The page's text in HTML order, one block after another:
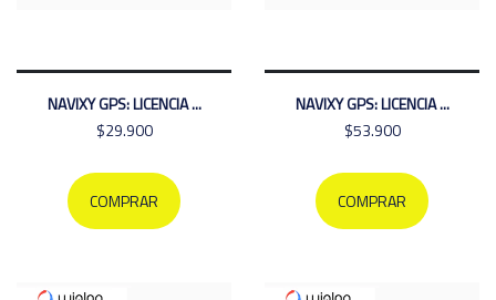
NAVIXY GPS: LICENCIA ...
$29.900
COMPRAR
NAVIXY GPS: LICENCIA ...
$53.900
COMPRAR